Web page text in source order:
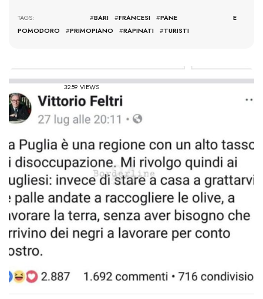
TAGS: #BARI #FRANCESI #PANE E
POMODORO
#PRIMOPIANO #RAPINATI #TURISTI
3259 VIEWS